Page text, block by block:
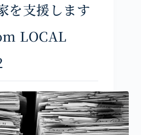
を支援します
LOCAL